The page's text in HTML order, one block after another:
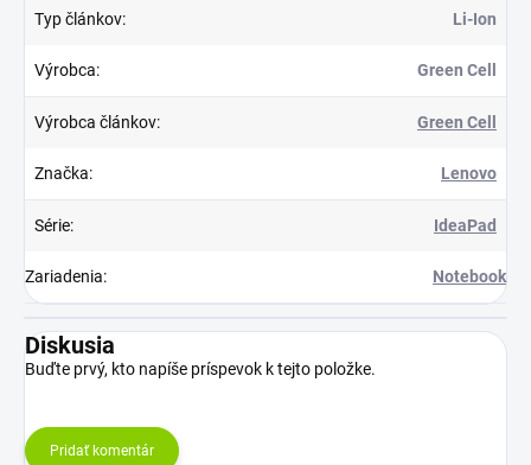
Typ článkov: Li-Ion
Výrobca: Green Cell
Výrobca článkov: Green Cell
Značka: Lenovo
Série: IdeaPad
Zariadenia: Notebook
Diskusia
Buďte prvý, kto napíše príspevok k tejto položke.
Pridať komentár